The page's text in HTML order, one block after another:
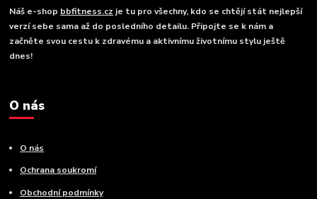
Náš e-shop bbfitness.cz je tu pro všechny, kdo se chtějí stát nejlepší
verzí sebe sama až do posledního detailu. Připojte se k nám a
začněte svou cestu k zdravému a aktivnímu životnímu stylu ještě
dnes!
O nás
O nás
Ochrana soukromí
Obchodní podmínky